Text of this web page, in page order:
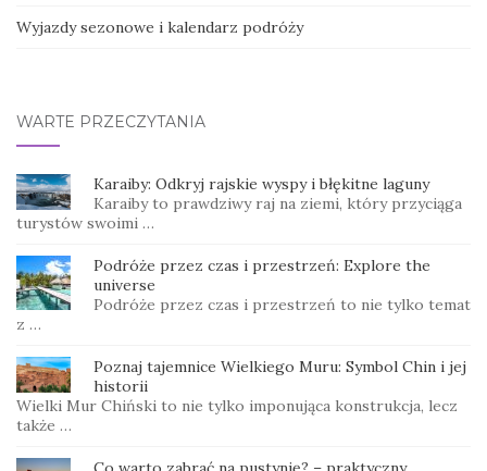
Wyjazdy sezonowe i kalendarz podróży
WARTE PRZECZYTANIA
Karaiby: Odkryj rajskie wyspy i błękitne laguny
Karaiby to prawdziwy raj na ziemi, który przyciąga
turystów swoimi …
Podróże przez czas i przestrzeń: Explore the
universe
Podróże przez czas i przestrzeń to nie tylko temat
z …
Poznaj tajemnice Wielkiego Muru: Symbol Chin i jej
historii
Wielki Mur Chiński to nie tylko imponująca konstrukcja, lecz
także …